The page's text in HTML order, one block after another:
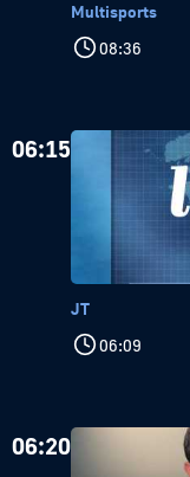
Multisports
08:36
06:15
JT
06:09
06:20